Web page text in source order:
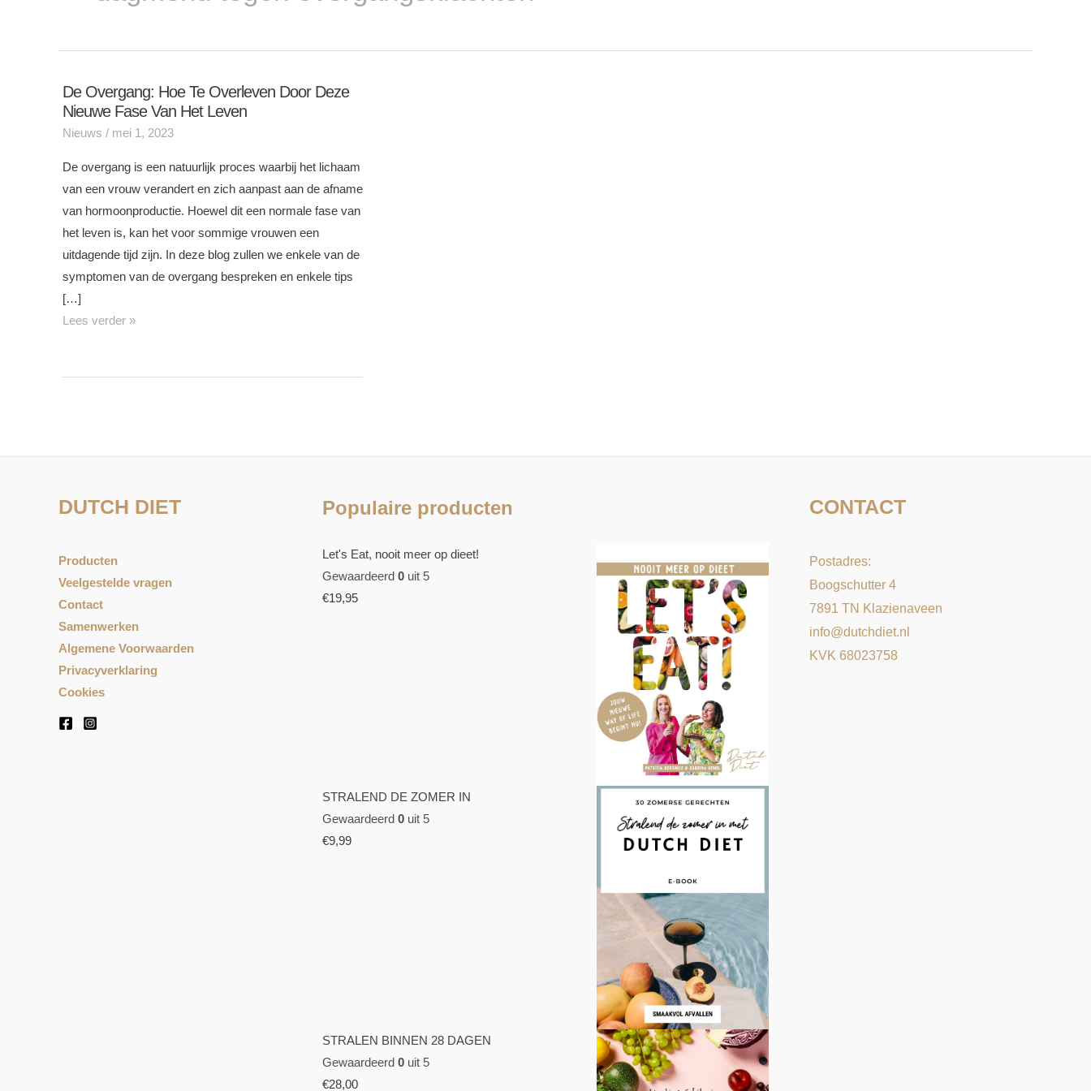
De Overgang: Hoe Te Overleven Door Deze
Nieuwe Fase Van Het Leven
Nieuws / mei 1, 2023
De overgang is een natuurlijk proces waarbij het lichaam
van een vrouw verandert en zich aanpast aan de afname
van hormoonproductie. Hoewel dit een normale fase van
het leven is, kan het voor sommige vrouwen een
uitdagende tijd zijn. In deze blog zullen we enkele van de
symptomen van de overgang bespreken en enkele tips
[…]
De
overgang:
hoe
Lees verder »
DUTCH DIET
Producten
Veelgestelde vragen
Contact
Samenwerken
Algemene Voorwaarden
Privacyverklaring
Cookies
Populaire producten
Let's Eat, nooit meer op dieet!
Gewaardeerd 0 uit 5
€19,95
STRALEND DE ZOMER IN
Gewaardeerd 0 uit 5
€9,99
STRALEN BINNEN 28 DAGEN
Gewaardeerd 0 uit 5
€28,00
CONTACT
Postadres:
Boogschutter 4
7891 TN Klazienaveen
info@dutchdiet.nl
KVK 68023758